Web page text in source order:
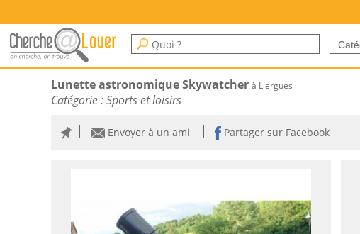
Lunette astronomique Skywatcher à Liergues
Catégorie :Sports et loisirs
Envoyer à un ami Partager sur Facebook